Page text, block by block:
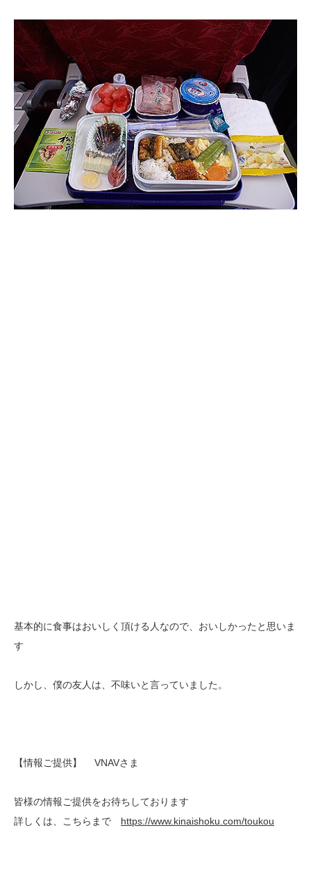
基本的に食事はおいしく頂ける人なので、おいしかったと思いま
す
しかし、僕の友人は、不味いと言っていました。
【情報ご提供】 VNAVさま
皆様の情報ご提供をお待ちしております
詳しくは、こちらまで https://www.kinaishoku.com/toukou